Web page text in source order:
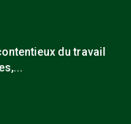
du travail